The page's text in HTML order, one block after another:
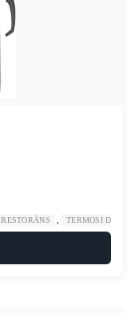
RESTORĀNS TERMOSI